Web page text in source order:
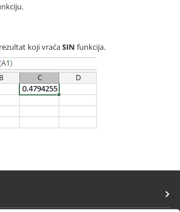
koji vraćaSIN funkcija.